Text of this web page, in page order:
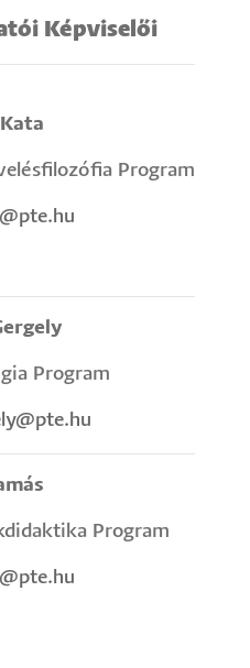
Képviselői
Program
Program
Program